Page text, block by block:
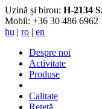
Uzină și birou: H-2134
Mobil: +36 30 486
hu | ro | en
Despre noi
Activitate
Produse
Calitate
Reţetă